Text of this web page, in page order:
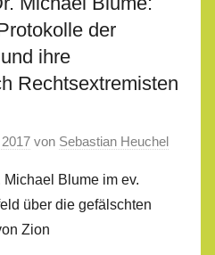
der
ihre
Rechtsextremisten
von Sebastian Heuchel
Michael Blume im ev.
über die gefälschten
Zion